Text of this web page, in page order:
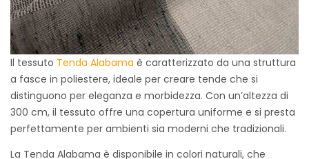
Il tessuto Tenda Alabama è caratterizzato da una struttura
a fasce in poliestere, ideale per creare tende che si
distinguono per eleganza e morbidezza. Con un’altezza di
300 cm, il tessuto offre una copertura uniforme e si presta
perfettamente per ambienti sia moderni che tradizionali.
La Tenda Alabama è disponibile in colori naturali, che